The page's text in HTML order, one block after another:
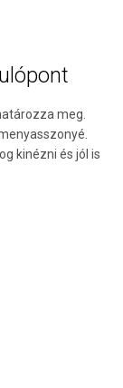
meg.
kinézni és jól is